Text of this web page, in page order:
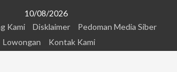
10/08/2026
Kami Disklaimer
Pedoman Media Siber
Lowongan
Kontak Kami